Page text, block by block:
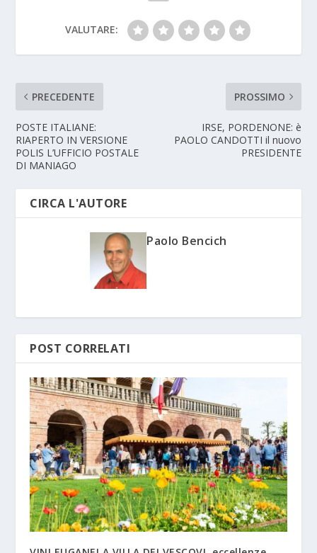
VALUTARE:
PRECEDENTE
POSTE ITALIANE:
RIAPERTO IN VERSIONE
POLIS L’UFFICIO POSTALE
DI MANIAGO
PROSSIMO
IRSE, PORDENONE: è
PAOLO CANDOTTI il nuovo
PRESIDENTE
CIRCA L'AUTORE
Paolo Bencich
POST CORRELATI